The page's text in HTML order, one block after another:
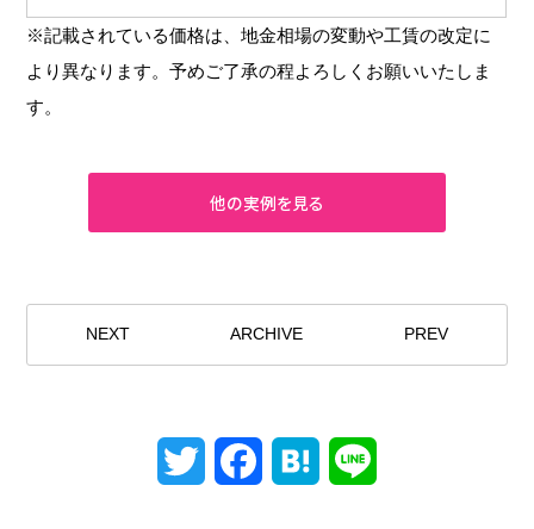
※記載されている価格は、地金相場の変動や工賃の改定に
より異なります。予めご了承の程よろしくお願いいたしま
す。
NEXT ARCHIVE PREV
Twitter FacebookHatena